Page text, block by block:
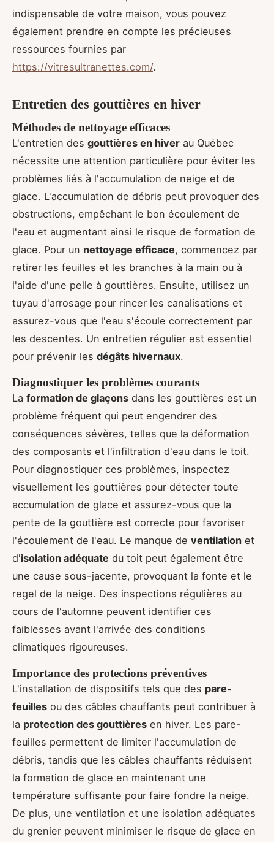
indispensable de votre maison, vous pouvez
également prendre en compte les précieuses
ressources fournies par
https://vitresultranettes.com/.
Entretien des gouttières en hiver
Méthodes de nettoyage efficaces
L'entretien des gouttières en hiver au Québec
nécessite une attention particulière pour éviter les
problèmes liés à l'accumulation de neige et de
glace. L'accumulation de débris peut provoquer des
obstructions, empêchant le bon écoulement de
l'eau et augmentant ainsi le risque de formation de
glace. Pour un nettoyage efficace, commencez par
retirer les feuilles et les branches à la main ou à
l'aide d'une pelle à gouttières. Ensuite, utilisez un
tuyau d'arrosage pour rincer les canalisations et
assurez-vous que l'eau s'écoule correctement par
les descentes. Un entretien régulier est essentiel
pour prévenir les dégâts hivernaux.
Diagnostiquer les problèmes courants
La formation de glaçons dans les gouttières est un
problème fréquent qui peut engendrer des
conséquences sévères, telles que la déformation
des composants et l'infiltration d'eau dans le toit.
Pour diagnostiquer ces problèmes, inspectez
visuellement les gouttières pour détecter toute
accumulation de glace et assurez-vous que la
pente de la gouttière est correcte pour favoriser
l'écoulement de l'eau. Le manque de ventilation et
d'isolation adéquate du toit peut également être
une cause sous-jacente, provoquant la fonte et le
regel de la neige. Des inspections régulières au
cours de l'automne peuvent identifier ces
faiblesses avant l'arrivée des conditions
climatiques rigoureuses.
Importance des protections préventives
L'installation de dispositifs tels que des pare-
feuilles ou des câbles chauffants peut contribuer à
la protection des gouttières en hiver. Les pare-
feuilles permettent de limiter l'accumulation de
débris, tandis que les câbles chauffants réduisent
la formation de glace en maintenant une
température suffisante pour faire fondre la neige.
De plus, une ventilation et une isolation adéquates
du grenier peuvent minimiser le risque de glace en